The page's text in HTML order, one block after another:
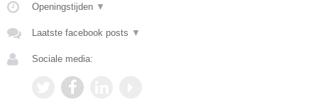
Openingstijden ▼
Laatste facebook posts ▼
Sociale media: